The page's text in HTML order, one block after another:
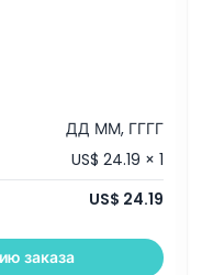
ДД ММ, ГГГГ
US$ 24.19 × 1
US$ 24.19
заказа